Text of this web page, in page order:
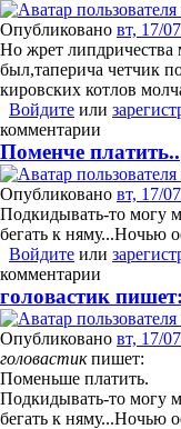
Опубликовано вт, 17/
Но жрет липдричества
был,таперича четчик
кировских котлов
Войдите или
комментарии
Поменче платить..
Опубликовано вт, 17/
Подкидывать-то могу
бегать к няму...Ночью
Войдите или
комментарии
головастик
Опубликовано вт, 17/
головастикпишет:
Поменьше платить.
Подкидывать-то могу
бегать к няму...Ночью